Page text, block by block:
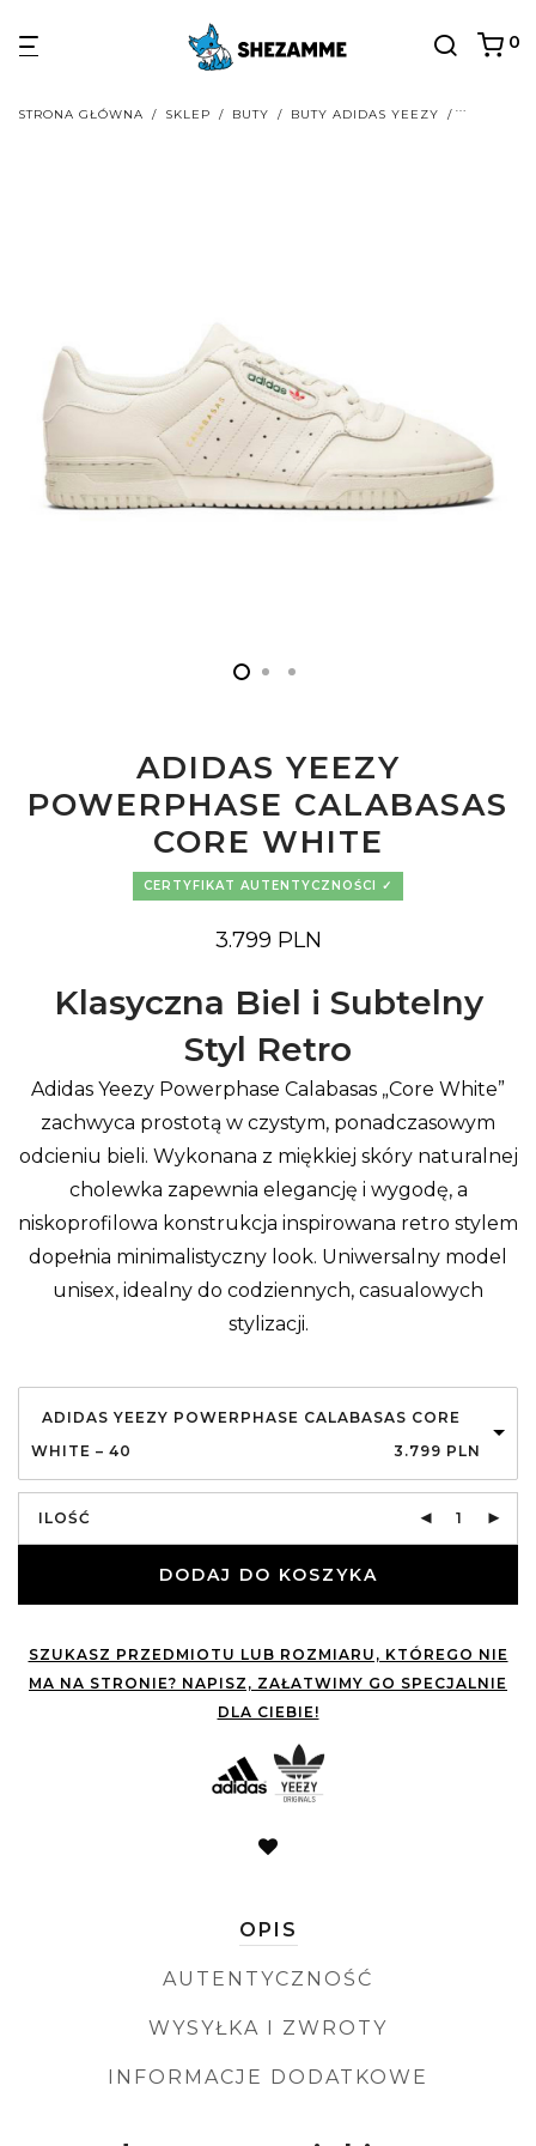
0
STRONA GŁÓWNA / SKLEP / BUTY / BUTY ADIDAS YEEZY / BUTY
ADIDAS YEEZY
POWERPHASE CALABASAS
CORE WHITE
CERTYFIKAT AUTENTYCZNOŚCI
3.799 PLN
Klasyczna Biel i Subtelny
Styl Retro
Adidas Yeezy Powerphase Calabasas „Core White”
zachwyca prostotą w czystym, ponadczasowym
odcieniu bieli. Wykonana z miękkiej skóry naturalnej
cholewka zapewnia elegancję i wygodę, a
niskoprofilowa konstrukcja inspirowana retro stylem
dopełnia minimalistyczny look. Uniwersalny model
unisex, idealny do codziennych, casualowych
stylizacji.
ADIDAS YEEZY POWERPHASE CALABASAS CORE
WHITE – 40
3.799 PLN
ILOŚĆ
DODAJ DO KOSZYKA
SZUKASZ PRZEDMIOTU LUB ROZMIARU, KTÓREGO NIE
MA NA STRONIE? NAPISZ, ZAŁATWIMY GO SPECJALNIE
DLA CIEBIE!
OPIS
AUTENTYCZNOŚĆ
WYSYŁKA I ZWROTY
INFORMACJE DODATKOWE